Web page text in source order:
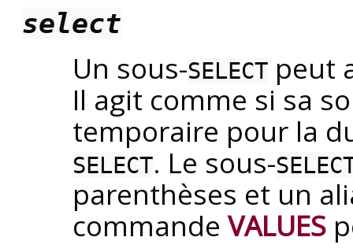
select
Un sous-SELECT peut
Il agit comme si sa
temporaire pour la
SELECT. Le sous-
parenthèses et un
commandeVALUES